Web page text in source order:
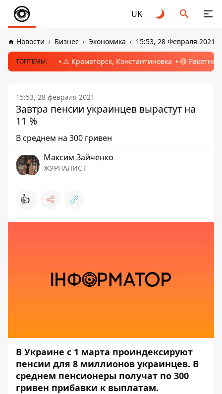
UK
Новости Бизнес Экономика 15:53, 28 Февраля 2021
ТОПТЕМЫ: ⚠️ Краматорск, Константиновка 🔴
15:53, 28 февраля 2021
Завтра пенсии украинцев вырастут на
11 %
В среднем на 300 гривен
Максим Зайченко
ЖУРНАЛИСТ
👍
В Украине с 1 марта проиндексируют
пенсии для 8 миллионов украинцев. В
среднем пенсионеры получат по 300
гривен прибавки к выплатам.